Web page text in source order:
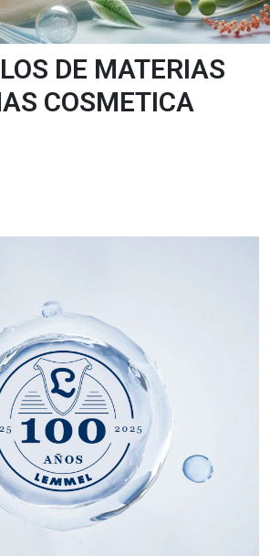
DE MATERIAS
COSMETICA